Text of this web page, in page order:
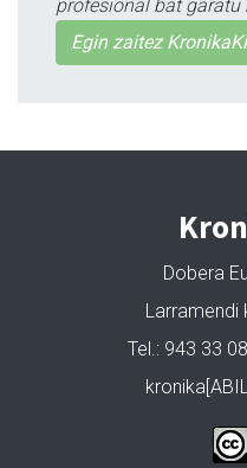
profesional bat garatu
Egin zaitez
Dobera
Larramendi
Tel.: 943 33